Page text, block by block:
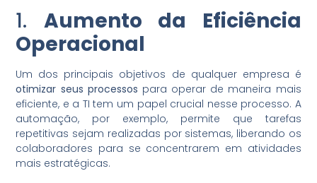
1. Aumento da Eficiência
Operacional
Um dos principais objetivos de qualquer empresa é
otimizar seus processos para operar de maneira mais
eficiente, e a TI tem um papel crucial nesse processo. A
automação, por exemplo, permite que tarefas
repetitivas sejam realizadas por sistemas, liberando os
colaboradores para se concentrarem em atividades
mais estratégicas.